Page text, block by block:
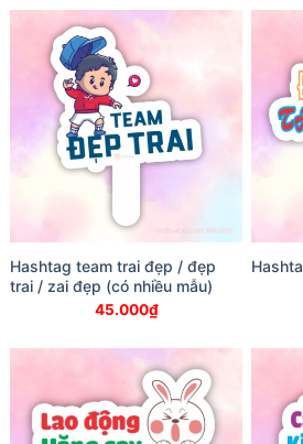
Hashtag team trai đẹp / đẹp
trai / zai đẹp (có nhiều mẫu)
45.000₫